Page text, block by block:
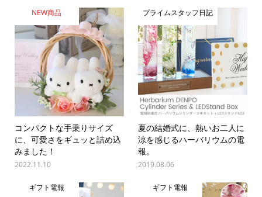
NEW商品
コンパクトな手乗りサイズ
に、可愛さをギュッと詰め込
みました！
2022.11.10
プライムスタッフ日記
夏の結婚式に、熱いお二人に
涼を感じるハーバリウムの電
報。
2019.08.06
ギフト電報 ギフト電報